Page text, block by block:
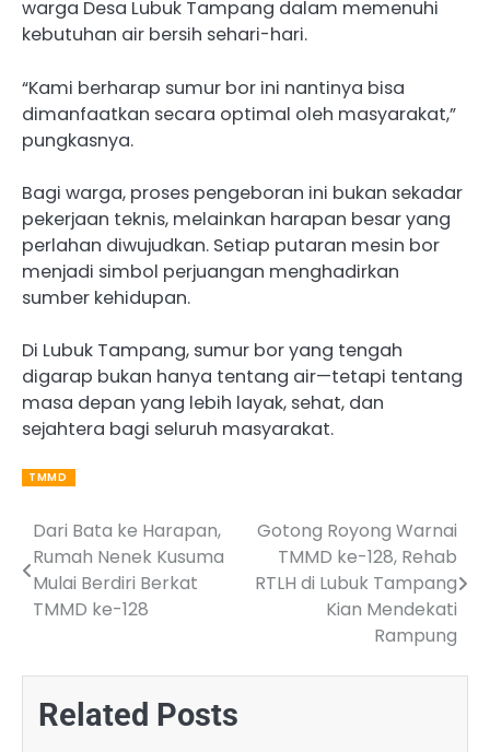
warga Desa Lubuk Tampang dalam memenuhi
kebutuhan air bersih sehari-hari.
“Kami berharap sumur bor ini nantinya bisa
dimanfaatkan secara optimal oleh masyarakat,”
pungkasnya.
Bagi warga, proses pengeboran ini bukan sekadar
pekerjaan teknis, melainkan harapan besar yang
perlahan diwujudkan. Setiap putaran mesin bor
menjadi simbol perjuangan menghadirkan
sumber kehidupan.
Di Lubuk Tampang, sumur bor yang tengah
digarap bukan hanya tentang air—tetapi tentang
masa depan yang lebih layak, sehat, dan
sejahtera bagi seluruh masyarakat.
TMMD
Post
navigation
Dari Bata ke Harapan,
Rumah Nenek Kusuma
Mulai Berdiri Berkat
TMMD ke-128
Gotong Royong Warnai
TMMD ke-128, Rehab
RTLH di Lubuk Tampang
Kian Mendekati
Rampung
Related Posts